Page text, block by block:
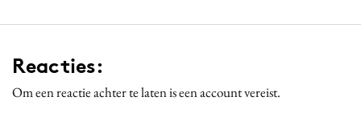
Reacties:
Om een reactie achter te laten is een account vereist.